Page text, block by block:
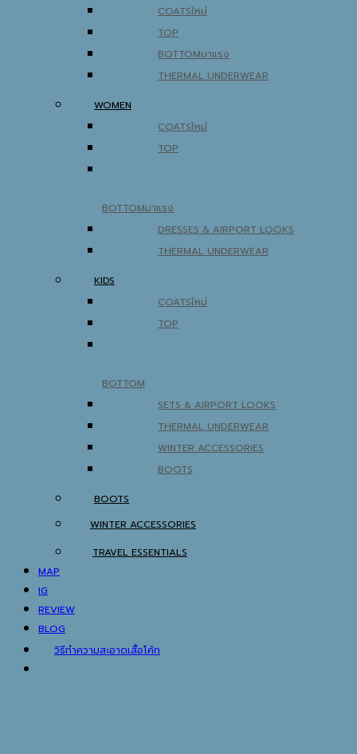
COATS
TOP
BOTTOM
THERMAL UNDERWEAR
WOMEN
COATS
TOP
BOTTOM
DRESSES & AIRPORT LOOKS
THERMAL UNDERWEAR
KIDS
COATS
TOP
BOTTOM
SETS & AIRPORT LOOKS
THERMAL UNDERWEAR
WINTER ACCESSORIES
BOOTS
BOOTS
WINTER ACCESSORIES
TRAVEL ESSENTIALS
MAP
IG
REVIEW
BLOG
วิธีทำความสะอาดเสื้อโค้ท